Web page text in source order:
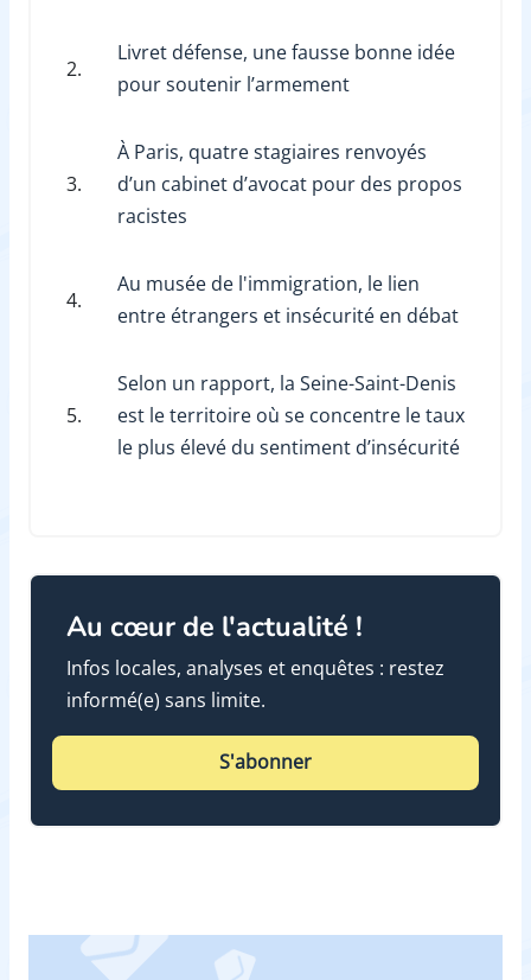
2.
Livret défense, une fausse bonne idée
pour soutenir l’armement
3.
À Paris, quatre stagiaires renvoyés
d’un cabinet d’avocat pour des propos
racistes
4.
Au musée de l'immigration, le lien
entre étrangers et insécurité en débat
5.
Selon un rapport, la Seine-Saint-Denis
est le territoire où se concentre le taux
le plus élevé du sentiment d’insécurité
Au cœur de l'actualité !
Infos locales, analyses et enquêtes : restez
informé(e) sans limite.
S'abonner